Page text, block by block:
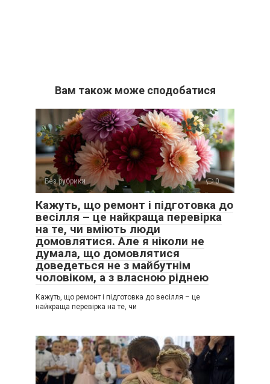
Вам також може сподобатися
Без рубрики 0
Кажуть, що ремонт і підготовка до
весілля – це найкраща перевірка
на те, чи вміють люди
домовлятися. Але я ніколи не
думала, що домовлятися
доведеться не з майбутнім
чоловіком, а з власною ріднею
Кажуть, що ремонт і підготовка до весілля – це
найкраща перевірка на те, чи